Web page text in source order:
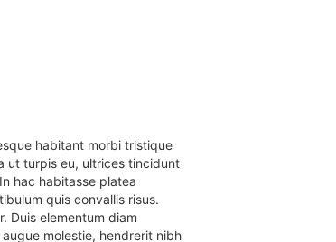
habitant morbi tristique
ut turpis eu, ultrices tincidunt
hac habitasse platea
quis convallis risus.
Duis elementum diam
molestie, hendrerit nibh